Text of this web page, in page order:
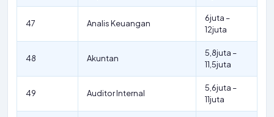
47 Analis Keuangan
6juta –
12juta
48 Akuntan
5,8juta –
11,5juta
49 Auditor Internal
5,6juta –
11juta